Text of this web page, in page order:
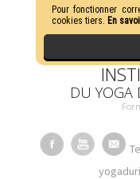
DU YOGA